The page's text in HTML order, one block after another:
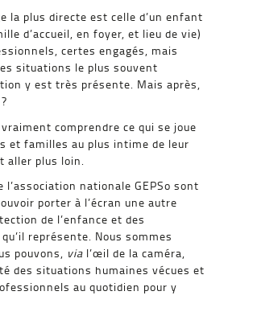
la plus directe est celle d’un enfant
d’accueil, en foyer, et lieu de vie)
certes engagés, mais
situations le plus souvent
y est très présente. Mais après,
comprendre ce qui se joue
et familles au plus intime de leur
aller plus loin.
l’association nationale GEPSo sont
porter à l’écran une autre
de l’enfance et des
représente. Nous sommes
pouvons, via l’œil de la caméra,
des situations humaines vécues et
au quotidien pour y